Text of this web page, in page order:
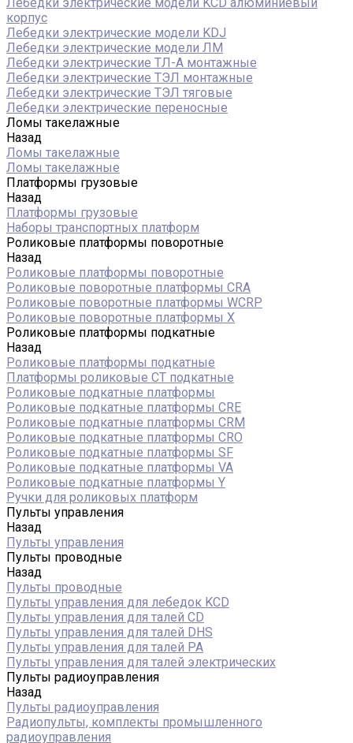
корпус
Лебедки электрические модели KDJ
Лебедки электрические модели ЛМ
Лебедки электрические ТЛ-А монтажные
Лебедки электрические ТЭЛ монтажные
Лебедки электрические ТЭЛ тяговые
Лебедки электрические переносные
Ломы такелажные
Назад
Ломы такелажные
Ломы такелажные
Платформы грузовые
Назад
Платформы грузовые
Наборы транспортных платформ
Роликовые платформы поворотные
Назад
Роликовые платформы поворотные
Роликовые поворотные платформы CRA
Роликовые поворотные платформы WCRP
Роликовые поворотные платформы X
Роликовые платформы подкатные
Назад
Роликовые платформы подкатные
Платформы роликовые СТ подкатные
Роликовые подкатные платформы
Роликовые подкатные платформы CRE
Роликовые подкатные платформы CRM
Роликовые подкатные платформы CRO
Роликовые подкатные платформы SF
Роликовые подкатные платформы VA
Роликовые подкатные платформы Y
Ручки для роликовых платформ
Пульты управления
Назад
Пульты управления
Пульты проводные
Назад
Пульты проводные
Пульты управления для лебедок KCD
Пульты управления для талей CD
Пульты управления для талей DHS
Пульты управления для талей РА
Пульты управления для талей электрических
Пульты радиоуправления
Назад
Пульты радиоуправления
Радиопульты, комплекты промышленного
радиоуправления